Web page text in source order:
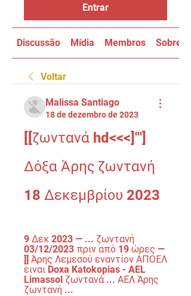
Entrar
Discussão Mídia Membros Sobre
Voltar
Malissa Santiago
18 de dezembro de 2023
[[ζωντανά hd<<<]''']
Δόξα Άρης ζωντανή
18 Δεκεμβρίου 2023
9 Δεκ 2023 — ... ζωντανή
03/12/2023 πριν από 19 ώρες —
]] Άρης Λεμεσού εναντίον ΑΠΟΕΛ
ειναι Doxa Katokopias - AEL
Limassol ζωντανά ... ΑΕΛ Άρης
ζωντανή ...